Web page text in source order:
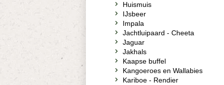
Huismuis
IJsbeer
Impala
Jachtluipaard - Cheeta
Jaguar
Jakhals
Kaapse buffel
Kangoeroes en Wallabies
Kariboe - Rendier